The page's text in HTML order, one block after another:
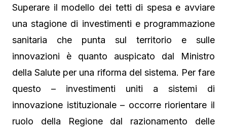
Superare il modello dei tetti di spesa e avviare
una stagione di investimenti e programmazione
sanitaria che punta sul territorio e sulle
innovazioni è quanto auspicato dal Ministro
della Salute per una riforma del sistema. Per fare
questo – investimenti uniti a sistemi di
innovazione istituzionale – occorre riorientare il
ruolo della Regione dal razionamento delle